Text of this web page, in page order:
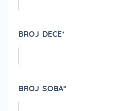
BROJ DECE*
BROJ SOBA*